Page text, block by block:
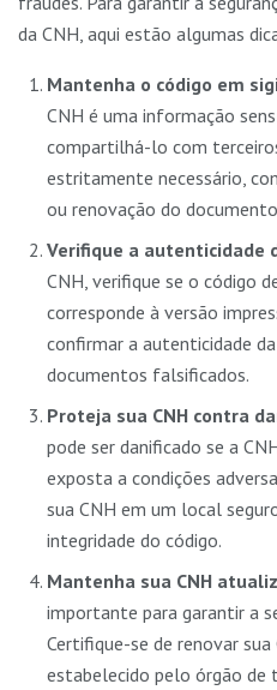
da CNH, aqui estão algumas
Mantenha o código em
CNH é uma informação
compartilhá-lo com
estritamente necessário,
ou renovação do
Verifique a autenticidade
CNH, verifique se o código
corresponde à versão
confirmar a autenticidade
documentos falsificados.
Proteja sua CNH contra
pode ser danificado se a
exposta a condições
sua CNH em um local
integridade do código.
Mantenha sua CNH
importante para garantir a
Certifique-se de renovar
estabelecido pelo órgão